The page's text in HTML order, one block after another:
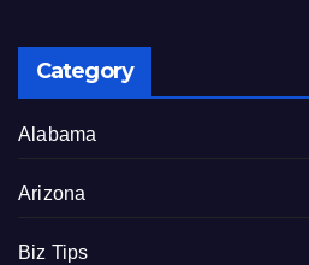
Category
Alabama
Arizona
Biz Tips